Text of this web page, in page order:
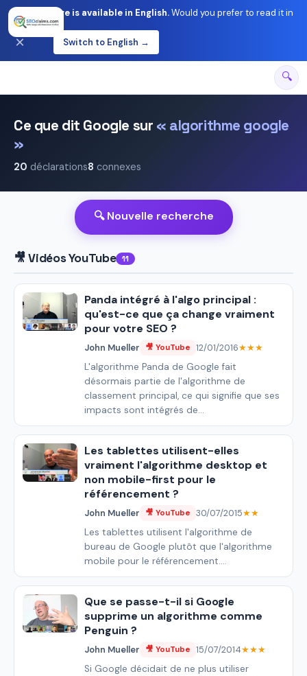
This page is available in English.Would you prefer to read it in
English?
Switch to English →
×
🔍
Ce que dit Google sur « algorithme google
»
20 déclarations8 connexes
🔍 Nouvelle recherche
🎥 Vidéos YouTube 11
Panda intégré à l'algo principal :
qu'est-ce que ça change vraiment
pour votre SEO ?
John Mueller 🎥 YouTube 12/01/2016★★★
L'algorithme Panda de Google fait
désormais partie de l'algorithme de
classement principal, ce qui signifie que ses
impacts sont intégrés de...
Les tablettes utilisent-elles
vraiment l'algorithme desktop et
non mobile-first pour le
référencement ?
John Mueller 🎥 YouTube 30/07/2015★★
Les tablettes utilisent l'algorithme de
bureau de Google plutôt que l'algorithme
mobile pour le référencement....
Que se passe-t-il si Google
supprime un algorithme comme
Penguin ?
John Mueller 🎥 YouTube 15/07/2014★★★
Si Google décidait de ne plus utiliser
Assistant SEO